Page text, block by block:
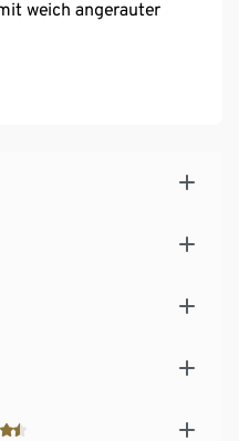
weich angerauter
ohne störende
angenehm auf der